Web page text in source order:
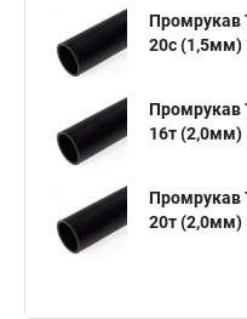
Промрукав
20с (1,5мм)
Промрукав
16т (2,0мм)
Промрукав
20т (2,0мм)